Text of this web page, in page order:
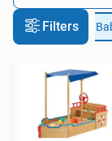
Filters
Kinderen en